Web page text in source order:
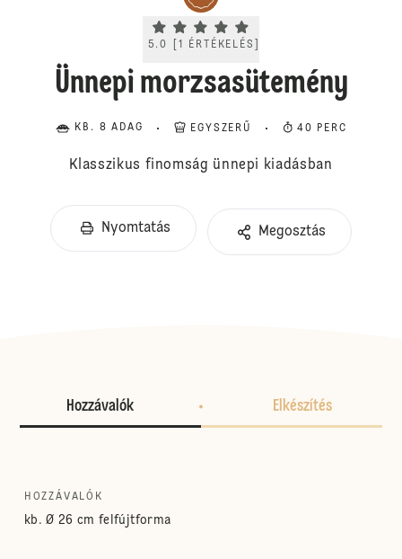
Current rating 5.0. Click to rate.
5.0 1 ÉRTÉKELÉS
Ünnepi morzsasütemény
KB. 8 ADAG EGYSZERŰ 40 PERC
Klasszikus finomság ünnepi kiadásban
Nyomtatás Megosztás
Hozzávalók Elkészítés
HOZZÁVALÓK
kb. Ø 26 cm felfújtforma